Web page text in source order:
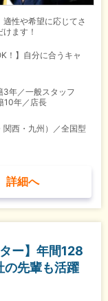
性や希望に応じてさ
ます！
！】自分に合うキャ
年／一般スタッフ
10年／店長
西・九州）／全国型
詳細へ
ー】年間128
の先輩も活躍